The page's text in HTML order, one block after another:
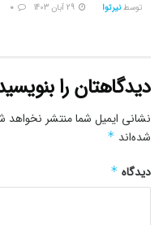
توسط نیرتوا
دیدگاهتان را
نشانی ایمیل شما منتشر نخواهد
شده‌اند *
دیدگاه *